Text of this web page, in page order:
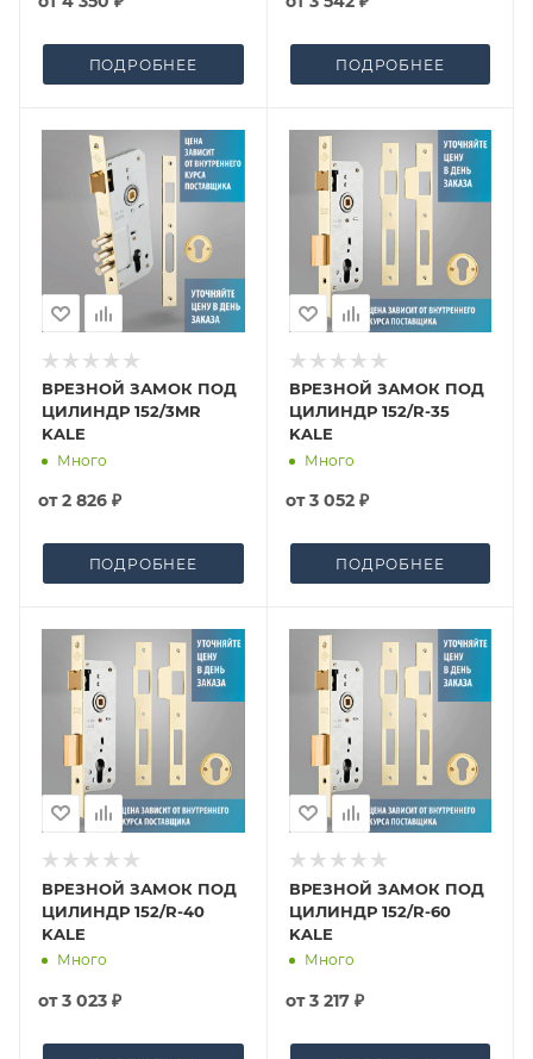
ПОДРОБНЕЕ ПОДРОБНЕЕ
ВРЕЗНОЙ ЗАМОК ПОД
ЦИЛИНДР 152/3MR
KALE
Много
от2 826 ₽
ПОДРОБНЕЕ
ВРЕЗНОЙ ЗАМОК ПОД
ЦИЛИНДР 152/R-35
KALE
Много
от3 052 ₽
ПОДРОБНЕЕ
ВРЕЗНОЙ ЗАМОК ПОД
ЦИЛИНДР 152/R-40
KALE
Много
от3 023 ₽
ВРЕЗНОЙ ЗАМОК ПОД
ЦИЛИНДР 152/R-60
KALE
Много
от3 217 ₽